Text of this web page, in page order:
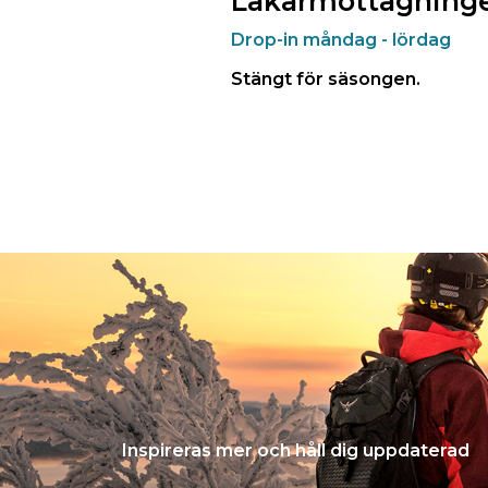
Drop-in måndag - lördag
Stängt för säsongen.
Inspireras mer och håll dig uppdaterad